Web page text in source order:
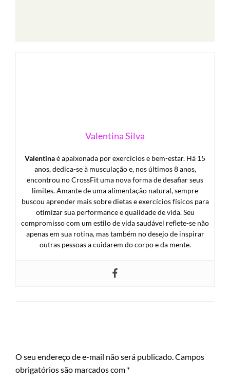
Valentina Silva
Valentinaé apaixonada por exercícios e bem-estar. Há 15
anos, dedica-se à musculação e, nos últimos 8 anos,
encontrou no CrossFit uma nova forma de desafiar seus
limites. Amante de uma alimentação natural, sempre
buscou aprender mais sobre dietas e exercícios físicos para
otimizar sua performance e qualidade de vida. Seu
compromisso com um estilo de vida saudável reflete-se não
apenas em sua rotina, mas também no desejo de inspirar
outras pessoas a cuidarem do corpo e da mente.
O seu endereço de e-mail não será publicado.Campos
obrigatórios são marcados com *